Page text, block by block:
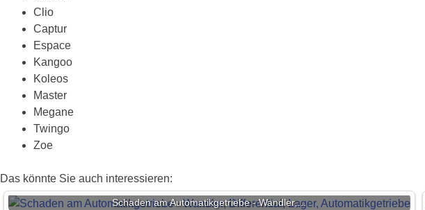
Clio
Captur
Espace
Kangoo
Koleos
Master
Megane
Twingo
Zoe
Das könnte Sie auch interessieren:
Schaden am Automatikgetriebe - Wandler,…